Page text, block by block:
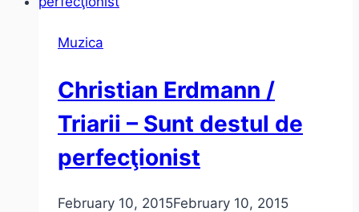
Muzica
Christian Erdmann /
Triarii – Sunt destul de
perfecţionist
February 10, 2015February 10, 2015